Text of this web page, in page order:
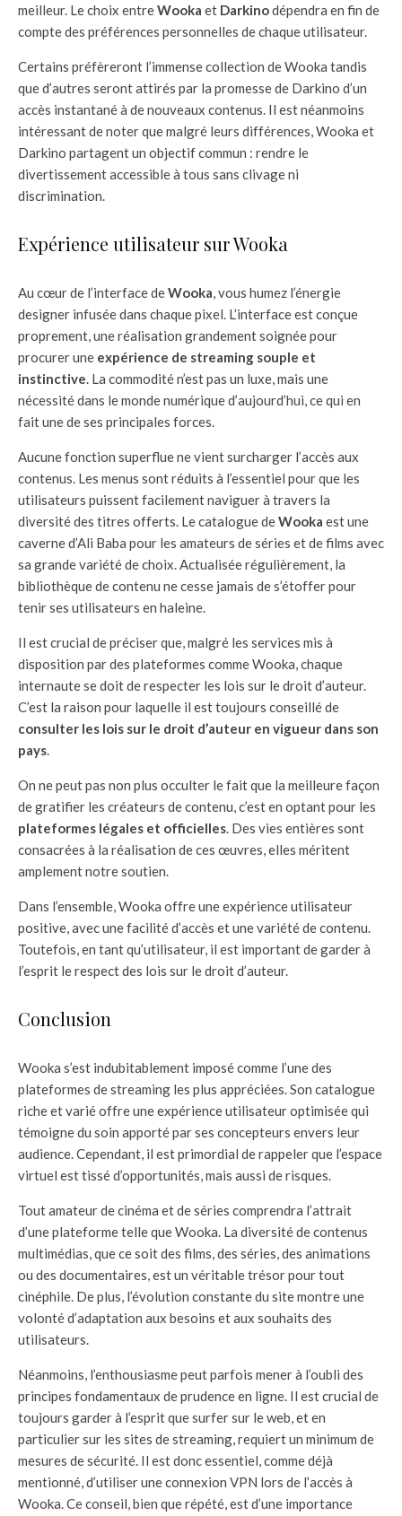
meilleur. Le choix entreWooka et Darkinodépendra en fin de
compte des préférences personnelles de chaque utilisateur.
Certains préfèreront l’immense collection de Wooka tandis
que d’autres seront attirés par la promesse de Darkino d’un
accès instantané à de nouveaux contenus. Il est néanmoins
intéressant de noter que malgré leurs différences, Wooka et
Darkino partagent un objectif commun : rendre le
divertissement accessible à tous sans clivage ni
discrimination.
Expérience utilisateur sur Wooka
Au cœur de l’interface deWooka, vous humez l’énergie
designer infusée dans chaque pixel. L’interface est conçue
proprement, une réalisation grandement soignée pour
procurer une expérience de streaming souple et
instinctive. La commodité n’est pas un luxe, mais une
nécessité dans le monde numérique d’aujourd’hui, ce qui en
fait une de ses principales forces.
Aucune fonction superflue ne vient surcharger l’accès aux
contenus. Les menus sont réduits à l’essentiel pour que les
utilisateurs puissent facilement naviguer à travers la
diversité des titres offerts. Le catalogue deWooka est une
caverne d’Ali Baba pour les amateurs de séries et de films avec
sa grande variété de choix. Actualisée régulièrement, la
bibliothèque de contenu ne cesse jamais de s’étoffer pour
tenir ses utilisateurs en haleine.
Il est crucial de préciser que, malgré les services mis à
disposition par des plateformes comme Wooka, chaque
internaute se doit de respecter les lois sur le droit d’auteur.
C’est la raison pour laquelle il est toujours conseillé de
consulter les lois sur le droit d’auteur en vigueur dans son
pays.
On ne peut pas non plus occulter le fait que la meilleure façon
de gratifier les créateurs de contenu, c’est en optant pour les
plateformes légales et officielles. Des vies entières sont
consacrées à la réalisation de ces œuvres, elles méritent
amplement notre soutien.
Dans l’ensemble, Wooka offre une expérience utilisateur
positive, avec une facilité d’accès et une variété de contenu.
Toutefois, en tant qu’utilisateur, il est important de garder à
l’esprit le respect des lois sur le droit d’auteur.
Conclusion
Wooka s’est indubitablement imposé comme l’une des
plateformes de streaming les plus appréciées. Son catalogue
riche et varié offre une expérience utilisateur optimisée qui
témoigne du soin apporté par ses concepteurs envers leur
audience. Cependant, il est primordial de rappeler que l’espace
virtuel est tissé d’opportunités, mais aussi de risques.
Tout amateur de cinéma et de séries comprendra l’attrait
d’une plateforme telle que Wooka. La diversité de contenus
multimédias, que ce soit des films, des séries, des animations
ou des documentaires, est un véritable trésor pour tout
cinéphile. De plus, l’évolution constante du site montre une
volonté d’adaptation aux besoins et aux souhaits des
utilisateurs.
Néanmoins, l’enthousiasme peut parfois mener à l’oubli des
principes fondamentaux de prudence en ligne. Il est crucial de
toujours garder à l’esprit que surfer sur le web, et en
particulier sur les sites de streaming, requiert un minimum de
mesures de sécurité. Il est donc essentiel, comme déjà
mentionné, d’utiliser une connexion VPN lors de l’accès à
Wooka. Ce conseil, bien que répété, est d’une importance